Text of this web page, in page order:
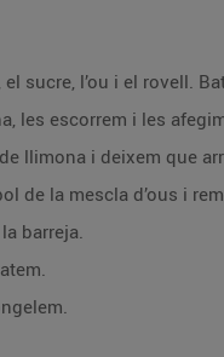
sucre, l’ou i el rovell.
les escorrem i les
llimona i deixem que
de la mescla d’ous i
barreja.